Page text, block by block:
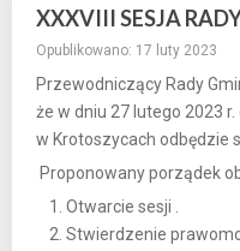
XXXVIII SESJA
Opublikowano: 17 luty 2023
Przewodniczący Rady
że w dniu 27 lutego 2023
w Krotoszycach odbędzie
Proponowany porządek
Otwarcie sesji .
Stwierdzenie